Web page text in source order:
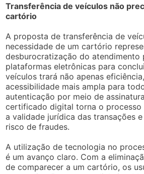
Transferência de veículos não
cartório
A proposta de transferência de
necessidade de um cartório
desburocratização do atendimento
plataformas eletrônicas para
veículos trará não apenas
acessibilidade mais ampla para
autenticação por meio de
certificado digital torna o processo
a validade jurídica das transações
risco de fraudes.
A utilização de tecnologia no
é um avanço claro. Com a
de comparecer a um cartório, os